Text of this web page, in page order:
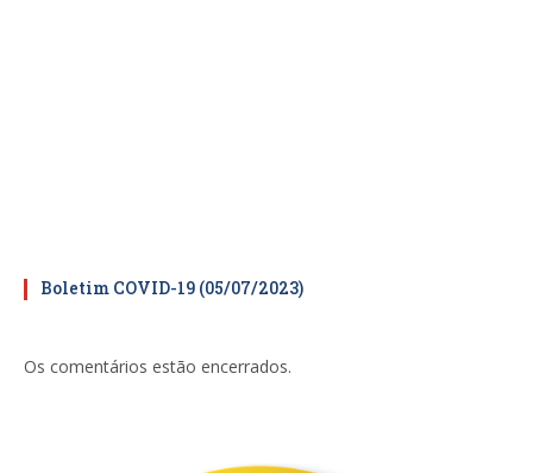
Boletim COVID-19 (05/07/2023)
Os comentários estão encerrados.